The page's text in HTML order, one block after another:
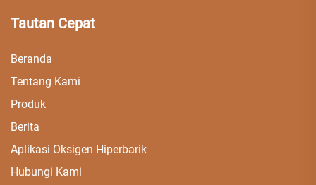
Tautan Cepat
Beranda
Tentang Kami
Produk
Berita
Aplikasi Oksigen Hiperbarik
Hubungi Kami